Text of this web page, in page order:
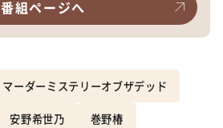
番組ページへ
マーダーミステリーオブザデッド
安野希世乃 巻野椿